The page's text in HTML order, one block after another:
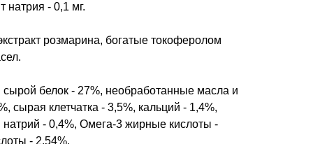
натрия - 0,1 мг.
розмарина, богатые токоферолом
сырой белок - 27%, необработанные масла и
сырая клетчатка - 3,5%, кальций - 1,4%,
- 0,4%, Омега-3 жирные кислоты -
- 2,54%.